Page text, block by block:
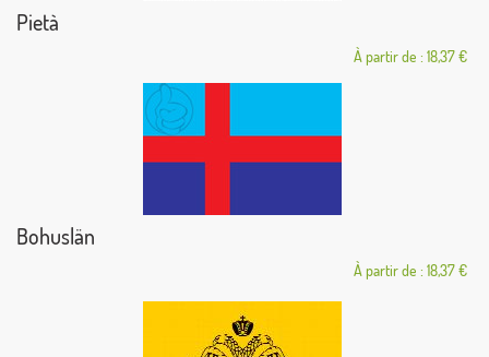
Pietà
À partir de : 18,37 €
Bohuslän
À partir de : 18,37 €